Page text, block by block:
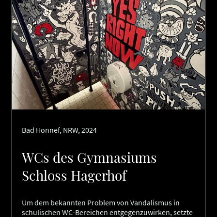
Bad Honnef, NRW, 2024
WCs des Gymnasiums
Schloss Hagerhof
Um dem bekannten Problem von Vandalismus in
schulischen WC-Bereichen entgegenzuwirken, setzte